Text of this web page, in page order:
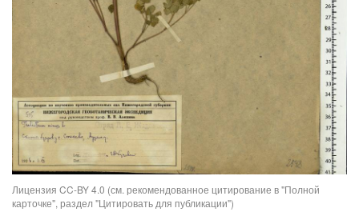
Лицензия CC-BY 4.0 (см. рекомендованное цитирование в "Полной
карточке", раздел "Цитировать для публикации")